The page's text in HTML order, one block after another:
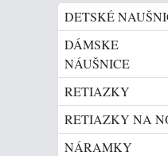
DETSKÉ
DÁMSKE
NÁUŠNICE
RETIAZKY
RETIAZKY NA
NÁRAMKY